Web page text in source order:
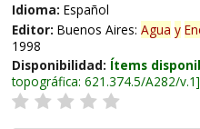
Idioma: Español
Editor: Buenos Aires: Agua y
1998
Disponibilidad: Ítems
topográfica: 621.374.5/A282/v.1